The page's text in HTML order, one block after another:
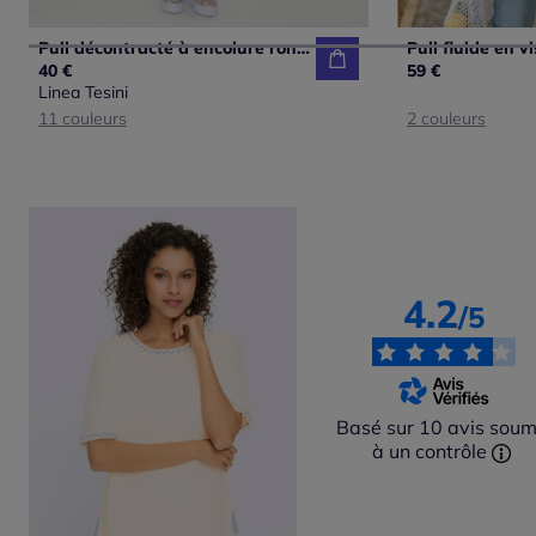
Pull décontracté à encolure ronde en coton doux
40 €
Linea Tesini
11 couleurs
59 €
2 couleurs
4.2/5
Basé sur 10 avis
à un contrôle